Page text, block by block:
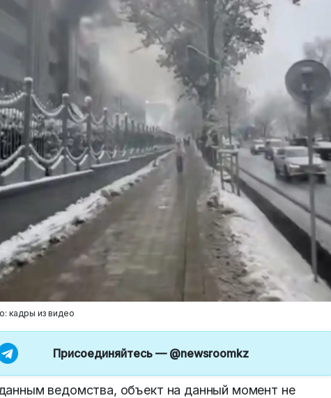
кадры из видео
Присоединяйтесь — @newsroomkz
ведомства, объект на данный момент не